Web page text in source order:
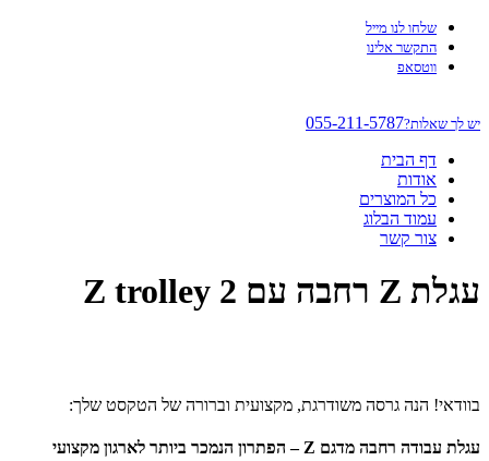
שלחו לנו מייל
התקשר אלינו
ווטסאפ
יש לך שאלות?055-211-5787
דף הבית
אודות
כל המוצרים
עמוד הבלוג
צור קשר
עגלת Z רחבה עם 2 Z trolley
בוודאי! הנה גרסה משודרגת, מקצועית וברורה של הטקסט שלך:
עגלת עבודה רחבה מדגם Z – הפתרון הנמכר ביותר לארגון מקצועי